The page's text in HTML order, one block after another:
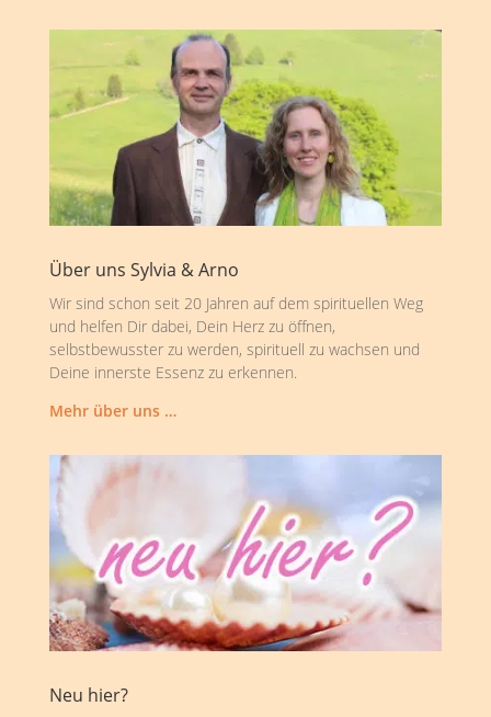
Über uns Sylvia & Arno
Wir sind schon seit 20 Jahren auf dem spirituellen Weg
und helfen Dir dabei, Dein Herz zu öffnen,
selbstbewusster zu werden, spirituell zu wachsen und
Deine innerste Essenz zu erkennen.
Mehr über uns …
Neu hier?